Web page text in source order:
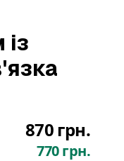
870 грн.
770 грн.